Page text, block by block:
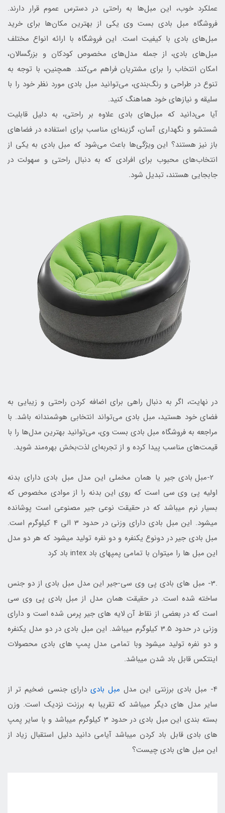
عملکرد خوب، این مبل‌ها به راحتی در دسترس عموم قرار دارند.
فروشگاه مبل بادی بست وی یکی از بهترین مکان‌ها برای خرید
مبل‌های بادی با کیفیت است. این فروشگاه با ارائه انواع مختلف
مبل‌های بادی، از جمله مدل‌های مخصوص کودکان و بزرگسالان،
امکان انتخاب را برای مشتریان فراهم می‌کند. همچنین، با توجه به
تنوع در طراحی و رنگ‌بندی، می‌توانید مبل بادی مورد نظر خود را با
سلیقه و نیازهای خود هماهنگ کنید.
آیا می‌دانید که مبل‌های بادی علاوه بر راحتی، به دلیل قابلیت
شستشو و نگهداری آسان، گزینه‌ای مناسب برای استفاده در فضاهای
باز نیز هستند؟ این ویژگی‌ها باعث می‌شود که مبل بادی به یکی از
انتخاب‌های محبوب برای افرادی که به دنبال راحتی و سهولت در
جابجایی هستند، تبدیل شود.
در نهایت، اگر به دنبال راهی برای اضافه کردن راحتی و زیبایی به
فضای خود هستید، مبل بادی می‌تواند انتخابی هوشمندانه باشد. با
مراجعه به فروشگاه مبل بادی بست وی، می‌توانید بهترین مدل‌ها را با
قیمت‌های مناسب پیدا کرده و از تجربه‌ای لذت‌بخش بهره‌مند شوید.
2-مبل بادی جیر یا همان مخملی این مدل مبل بادی دارای بدنه
اولیه پی وی سی است که روی این بدنه را از موادی مخصوص که
بسیار نرم میباشد که در حقیقت نوعی جیر مصنوعی است پوشانده
میشود. این مبل بادی دارای وزنی در حدود 3 الی 4 کیلوگرم است.
مبل بادی جیر در دونوع یکنفره و دو نفره تولید میشود که هر دو مدل
این مبل ها را میتوان با تمامی پمپهای باد intex باد کرد
.3- مبل های بادی پی وی سی-جیر این مدل مبل بادی از دو جنس
ساخته شده است. در حقیقت همان مدل از مبل بادی پی وی سی
است که در بعضی از نقاط آن لایه های جیر پرس شده است و دارای
وزنی در حدود 3.5 کیلوگرم میباشد. این مبل بادی در دو مدل یکنفره
و دو نفره تولید میشود وبا تمامی مدل پمپ های بادی محصولات
اینتکس قابل باد شدن میباشد.
4- مبل بادی برزنتی این مدل مبل بادی دارای جنسی ضخیم تر از
سایر مدل های دیگر میباشد که تقریبا به برزنت نزدیک است. وزن
بسته بندی این مبل بادی در حدود 3 کیلوگرم میباشد و با سایر پمپ
های بادی قابل باد کردن میباشد آیامی دانید دلیل استقبال زیاد از
این مبل های بادی چیست؟